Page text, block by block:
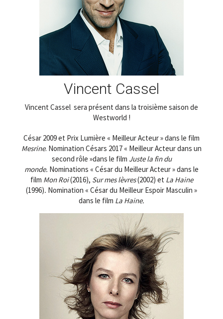
Vincent Cassel
Vincent Cassel sera présent dans la troisième saison de
Westworld !
César 2009 et Prix Lumière « Meilleur Acteur » dans le film
Mesrine. Nomination Césars 2017 « Meilleur Acteur dans un
second rôle »dans le film Juste la fin du
monde. Nominations « César du Meilleur Acteur » dans le
film Mon Roi(2016), Sur mes lèvres(2002) et La Haine
(1996). Nomination « Césardu Meilleur Espoir Masculin »
dans le film La Haine.